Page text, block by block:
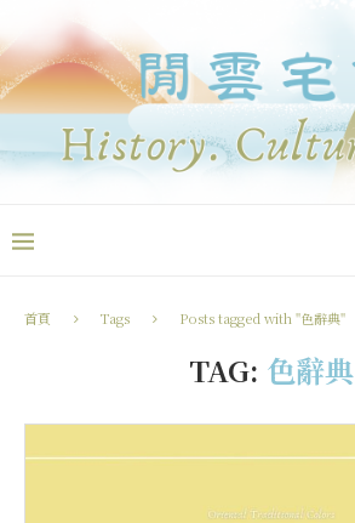
首頁 Tags Posts tagged with "色辭典"
TAG: 色辭典